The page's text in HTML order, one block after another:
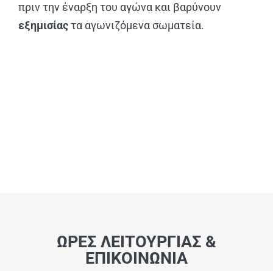
πριν την έναρξη του αγώνα και βαρύνουν
εξημισίαςτα αγωνιζόμενα σωματεία.
ΩΡΕΣ ΛΕΙΤΟΥΡΓΙΑΣ &
ΕΠΙΚΟΙΝΩΝΙΑ